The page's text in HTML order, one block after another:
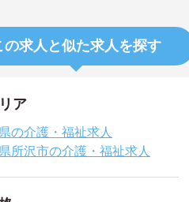
の求人と似た求人を探す
ア
の介護・福祉求人
所沢市の介護・福祉求人